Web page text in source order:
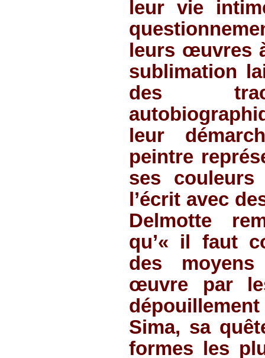
leur vie
leurs œuvres
sublimation
des
leur
peintre
ses
l’écrit avec
Delmotte
qu’« il faut
des
œuvre par
Sima, sa
formes les